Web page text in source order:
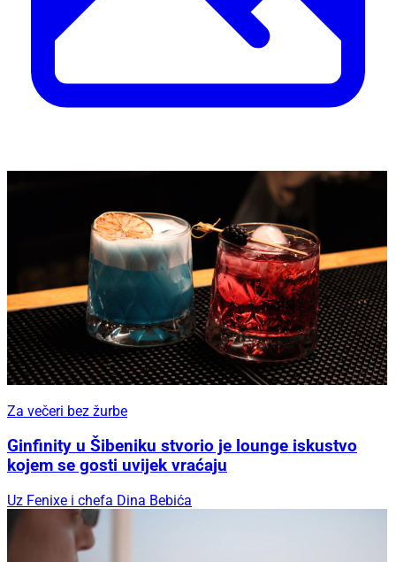
Za večeri bez žurbe
Ginfinity u Šibeniku stvorio je lounge iskustvo
kojem se gosti uvijek vraćaju
Uz Fenixe i chefa Dina Bebića